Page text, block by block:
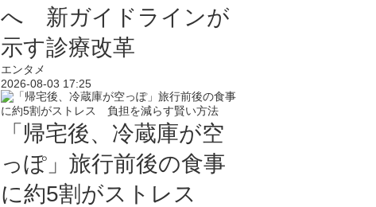
へ 新ガイドラインが
示す診療改革
エンタメ
2026-08-03 17:25
「帰宅後、冷蔵庫が空
っぽ」旅行前後の食事
に約5割がストレス